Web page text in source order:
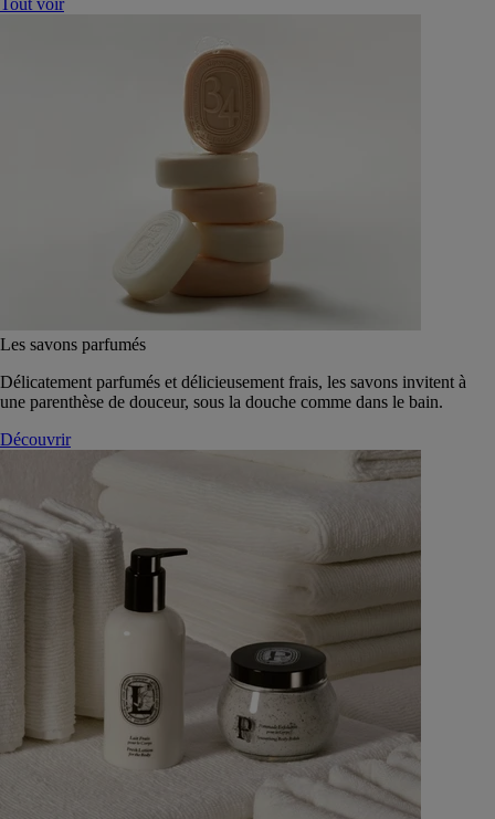
Tout voir
Les savons parfumés
Délicatement parfumés et délicieusement frais, les savons invitent à
une parenthèse de douceur, sous la douche comme dans le bain.
Découvrir